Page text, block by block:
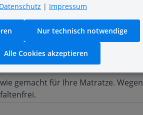
langlebig.
gemacht für Ihre Matratze. Wegen
Datenschutz | Impressum
Nur technisch notwendige
Alle Cookies akzeptieren